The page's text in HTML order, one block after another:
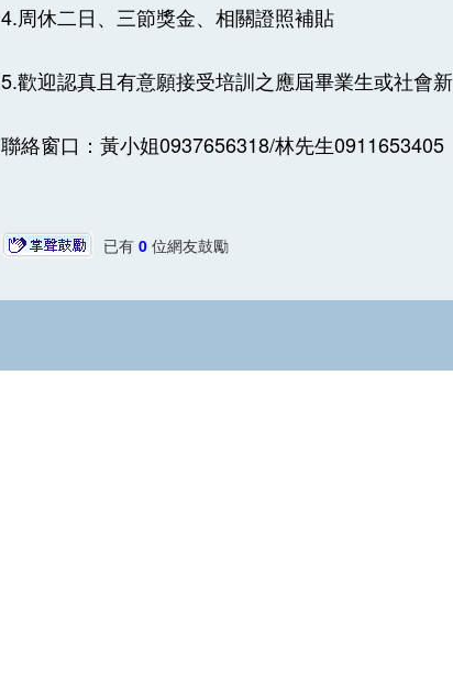
4.周休二日、三節獎金、相關證照補貼
5.歡迎認真且有意願接受培訓之應屆畢業生或社會
聯絡窗口：黃小姐0937656318/林先生0911653405
已有 0位網友鼓勵